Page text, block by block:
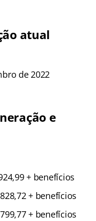
atual
de 2022
e
+ benefícios
+ benefícios
+ benefícios